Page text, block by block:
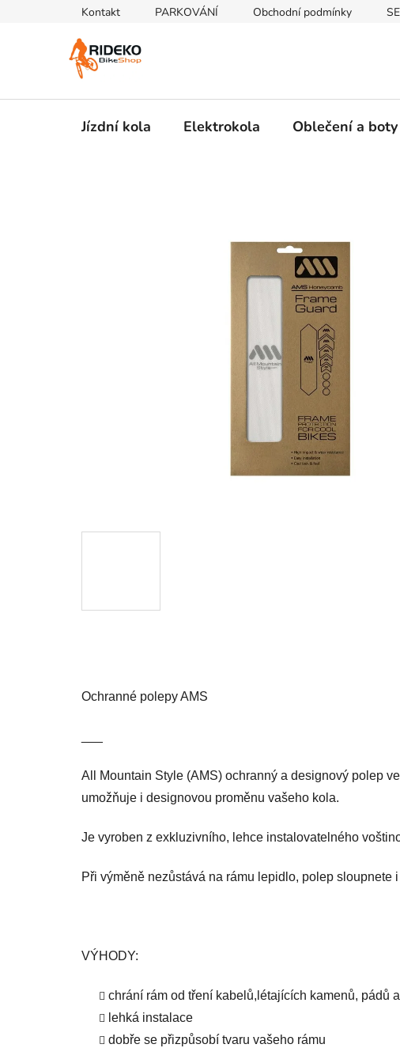
Kontakt PARKOVÁNÍ Obchodní podmínky
Jízdní kola Elektrokola Oblečení a boty
Ochranné polepy AMS
All Mountain Style (AMS) ochranný a designový polep
umožňuje i designovou proměnu vašeho kola.
Je vyroben z exkluzivního, lehce instalovatelného
Při výměně nezůstává na rámu lepidlo, polep sloupnete i
VÝHODY:
chrání rám od tření kabelů,létajících kamenů, pádů
lehká instalace
dobře se přizpůsobí tvaru vašeho rámu